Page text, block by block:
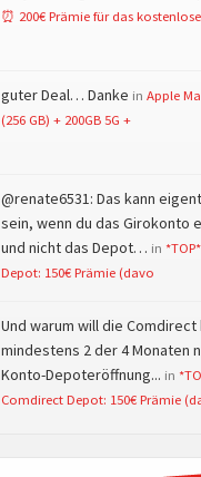
⏰ 200€ Prämie für das
guter Deal… Danke in Apple
(256 GB) + 200GB 5G +
@renate6531: Das kann
sein, wenn du das Girokonto
und nicht das Depot… in
Depot: 150€ Prämie (davo
Und warum will die Comdirect
mindestens 2 der 4 Monaten
Konto-Depoteröffnung... in
Comdirect Depot: 150€ Prämie